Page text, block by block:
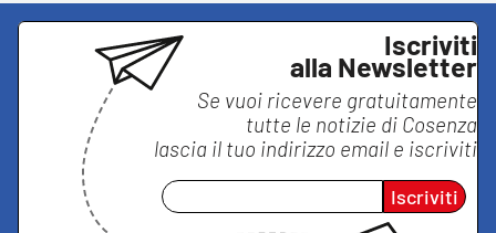
Iscriviti
alla Newsletter
Se vuoi ricevere gratuitamente
tutte le notizie di Cosenza
lascia il tuo indirizzo email e iscriviti
Iscriviti